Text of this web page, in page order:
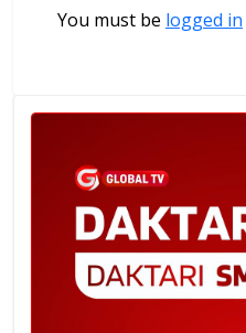
You must be logged in